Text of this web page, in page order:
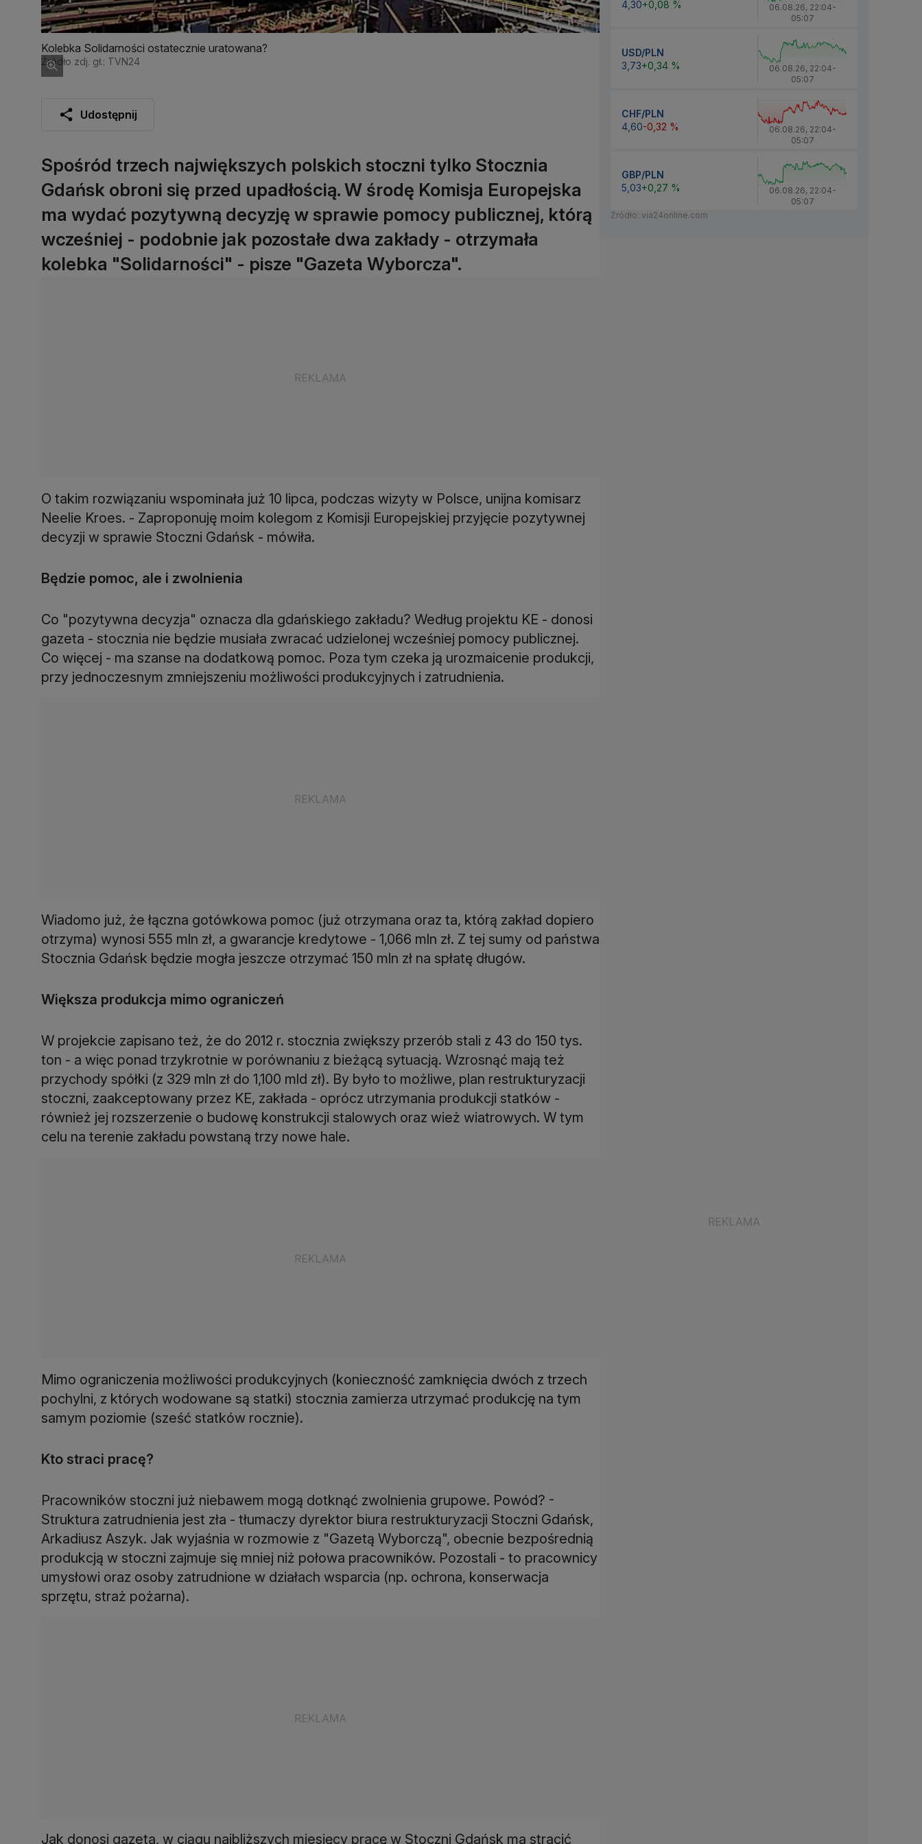
Kolebka Solidarności ostatecznie uratowana?
Źródło zdj. gł.: TVN24
Udostępnij
Spośród trzech największych polskich stoczni tylko Stocznia
Gdańsk obroni się przed upadłością. W środę Komisja Europejska
ma wydać pozytywną decyzję w sprawie pomocy publicznej, którą
wcześniej - podobnie jak pozostałe dwa zakłady - otrzymała
kolebka "Solidarności" - pisze "Gazeta Wyborcza".
O takim rozwiązaniu wspominała już 10 lipca, podczas wizyty w Polsce, unijna komisarz
Neelie Kroes. - Zaproponuję moim kolegom z Komisji Europejskiej przyjęcie pozytywnej
decyzji w sprawie Stoczni Gdańsk - mówiła.
Będzie pomoc, ale i zwolnienia
Co "pozytywna decyzja" oznacza dla gdańskiego zakładu? Według projektu KE - donosi
gazeta - stocznia nie będzie musiała zwracać udzielonej wcześniej pomocy publicznej.
Co więcej - ma szanse na dodatkową pomoc. Poza tym czeka ją urozmaicenie produkcji,
przy jednoczesnym zmniejszeniu możliwości produkcyjnych i zatrudnienia.
Wiadomo już, że łączna gotówkowa pomoc (już otrzymana oraz ta, którą zakład dopiero
otrzyma) wynosi 555 mln zł, a gwarancje kredytowe - 1,066 mln zł. Z tej sumy od państwa
Stocznia Gdańsk będzie mogła jeszcze otrzymać 150 mln zł na spłatę długów.
Większa produkcja mimo ograniczeń
W projekcie zapisano też, że do 2012 r. stocznia zwiększy przerób stali z 43 do 150 tys.
ton - a więc ponad trzykrotnie w porównaniu z bieżącą sytuacją. Wzrosnąć mają też
przychody spółki (z 329 mln zł do 1,100 mld zł). By było to możliwe, plan restrukturyzacji
stoczni, zaakceptowany przez KE, zakłada - oprócz utrzymania produkcji statków -
również jej rozszerzenie o budowę konstrukcji stalowych oraz wież wiatrowych. W tym
celu na terenie zakładu powstaną trzy nowe hale.
Mimo ograniczenia możliwości produkcyjnych (konieczność zamknięcia dwóch z trzech
pochylni, z których wodowane są statki) stocznia zamierza utrzymać produkcję na tym
samym poziomie (sześć statków rocznie).
Kto straci pracę?
Pracowników stoczni już niebawem mogą dotknąć zwolnienia grupowe. Powód? -
Struktura zatrudnienia jest zła - tłumaczy dyrektor biura restrukturyzacji Stoczni Gdańsk,
Arkadiusz Aszyk. Jak wyjaśnia w rozmowie z "Gazetą Wyborczą", obecnie bezpośrednią
produkcją w stoczni zajmuje się mniej niż połowa pracowników. Pozostali - to pracownicy
umysłowi oraz osoby zatrudnione w działach wsparcia (np. ochrona, konserwacja
sprzętu, straż pożarna).
Jak donosi gazeta, w ciągu najbliższych miesięcy pracę w Stoczni Gdańsk ma stracić
4,30+0,08 % 06.08.26, 22:04-
05:07
USD/PLN
3,73+0,34 % 06.08.26, 22:04-
05:07
CHF/PLN
4,60-0,32 % 06.08.26, 22:04-
05:07
GBP/PLN
5,03+0,27 % 06.08.26, 22:04-
05:07
Źródło: via24online.com